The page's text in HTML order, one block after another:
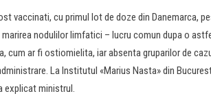
vaccinati, cu primul lot de doze din Danemarca,
nodulilor limfatici – lucru comun dupa o
cum ar fi ostiomielita, iar absenta gruparilor de
La Institutul «Marius Nasta» din
explicat ministrul.